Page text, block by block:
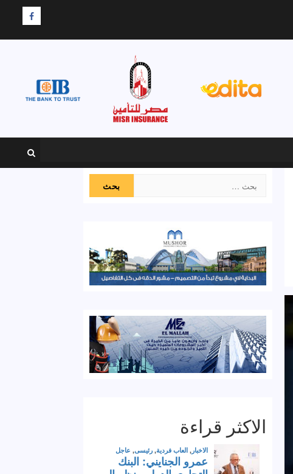
F
عن:
الاكثر قراءة